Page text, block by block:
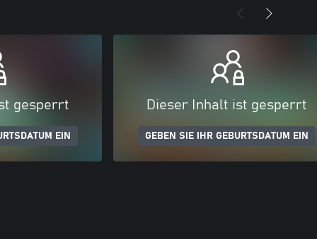
gesperrt
EIN
Dieser Inhalt ist gesperrt
GEBEN SIE IHR GEBURTSDATUM EIN